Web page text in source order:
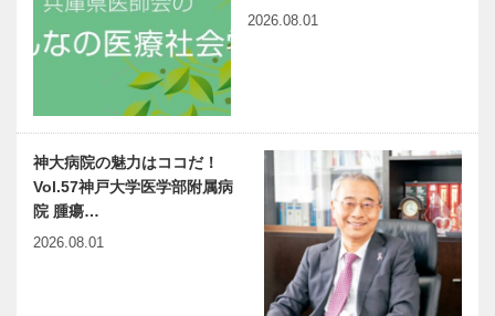
2026.08.01
神大病院の魅力はココだ！
Vol.57神戸大学医学部附属病
院 腫瘍…
2026.08.01